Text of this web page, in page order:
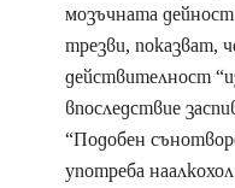
мозъчната
трезви, показват,
действителност
впоследствие
“Подобен
употреба